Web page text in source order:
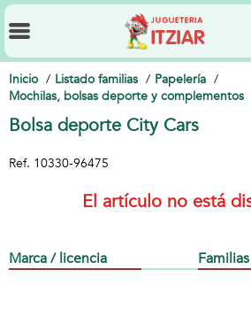
Inicio Listado familias
Papelería
Mochilas, bolsas deporte y complementos
Bolsa deporte City Cars
Ref. 10330-96475
El artículo no está
Marca / licencia Familias